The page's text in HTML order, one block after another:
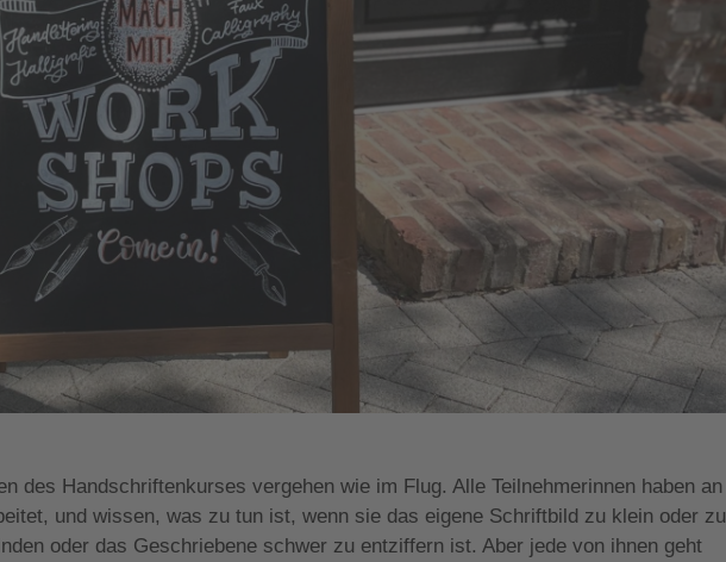
des Handschriftenkurses vergehen wie im Flug. Alle Teilnehmerinnen haben an
und wissen, was zu tun ist, wenn sie das eigene Schriftbild zu klein oder zu
oder das Geschriebene schwer zu entziffern ist. Aber jede von ihnen geht